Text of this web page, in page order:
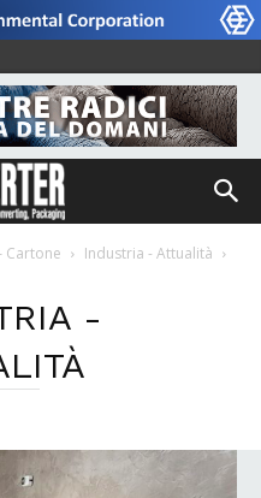
Cartone
Industria - Attualità
-